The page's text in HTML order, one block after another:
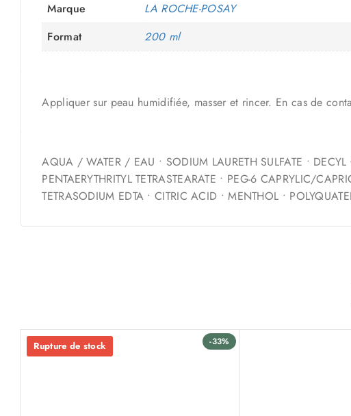
Marque
LA ROCHE-POSAY
Format
200 ml
Appliquer sur peau humidifiée, masser et rincer. En cas de
AQUA / WATER / EAU • SODIUM LAURETH SULFATE •
PENTAERYTHRITYL TETRASTEARATE • PEG-6 CAPRYLIC/
TETRASODIUM EDTA • CITRIC ACID • MENTHOL •
-33%
Rupture de stock